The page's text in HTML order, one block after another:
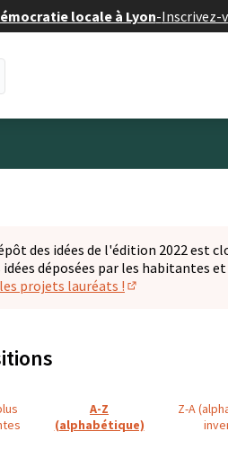
locale à Lyon-Inscrivez-
des idées de l'édition 2022 est
idées déposées par les habitantes
projets lauréats !
A-Z
(alphabétique)
Z-A